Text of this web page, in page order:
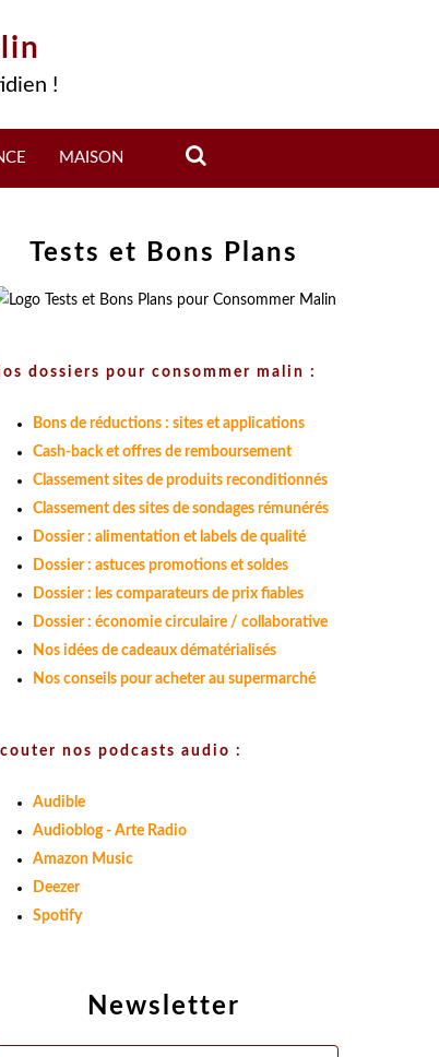
!
MAISON
Newsletter
Tests et Bons Plans
dossiers pour consommer malin :
Bons de réductions : sites et applications
Cash-back et offres de remboursement
Classement sites de produits reconditionnés
Classement des sites de sondages rémunérés
Dossier : alimentation et labels de qualité
Dossier : astuces promotions et soldes
Dossier : les comparateurs de prix fiables
Dossier : économie circulaire / collaborative
Nos idées de cadeaux dématérialisés
Nos conseils pour acheter au supermarché
nos podcasts audio :
Audible
Audioblog - Arte Radio
Amazon Music
Deezer
Spotify